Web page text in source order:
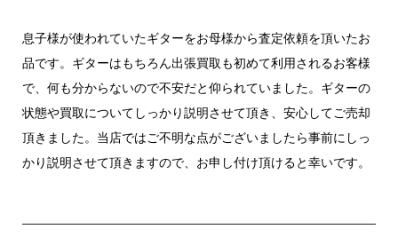
息子様が使われていたギターをお母様から査定依頼を頂いたお
品です。ギターはもちろん出張買取も初めて利用されるお客様
で、何も分からないので不安だと仰られていました。ギターの
状態や買取についてしっかり説明させて頂き、安心してご売却
頂きました。当店ではご不明な点がございましたら事前にしっ
かり説明させて頂きますので、お申し付け頂けると幸いです。